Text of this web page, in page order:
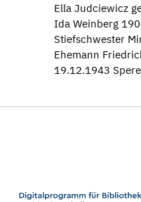
Ella Judciewicz
Ida Weinberg
Stiefschwester
Ehemann
19.12.1943